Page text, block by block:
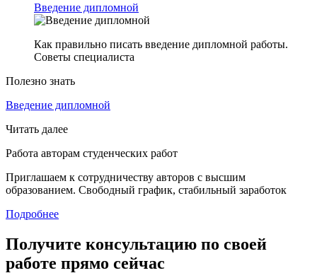
Введение дипломной
Как правильно писать введение дипломной работы.
Советы специалиста
Полезно знать
Введение дипломной
Читать далее
Работа авторам студенческих работ
Приглашаем к сотрудничеству авторов с высшим
образованием. Свободный график, стабильный заработок
Подробнее
Получите консультацию по своей
работе прямо сейчас